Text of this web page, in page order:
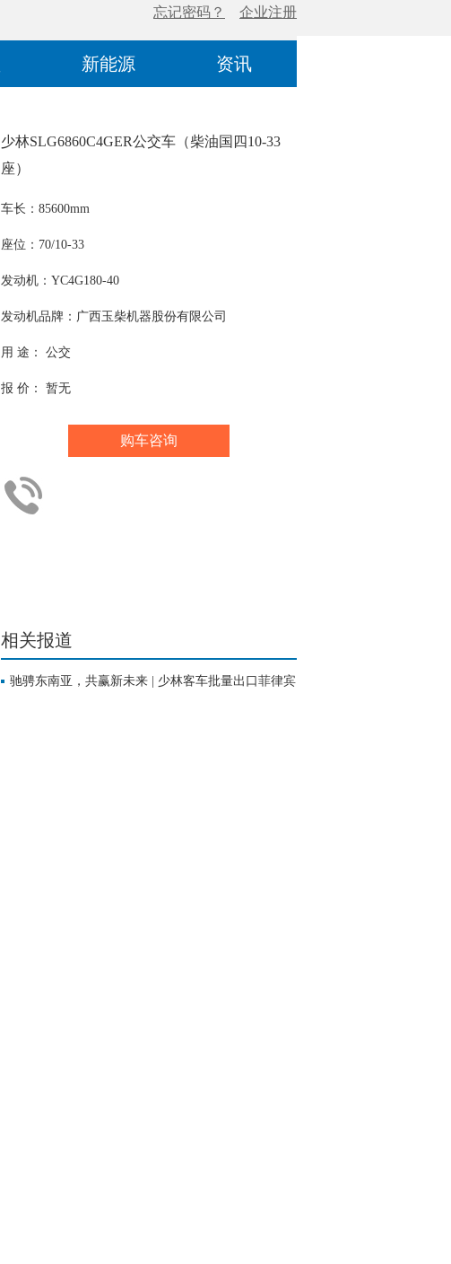
新能源 资讯
少林SLG6860C4GER公交车（柴油国四10-33
座）
车长：85600mm
座位：70/10-33
发动机：YC4G180-40
发动机品牌：广西玉柴机器股份有限公司
用 途： 公交
报 价： 暂无
购车咨询
相关报道
驰骋东南亚，共赢新未来 | 少林客车批量出口菲律宾